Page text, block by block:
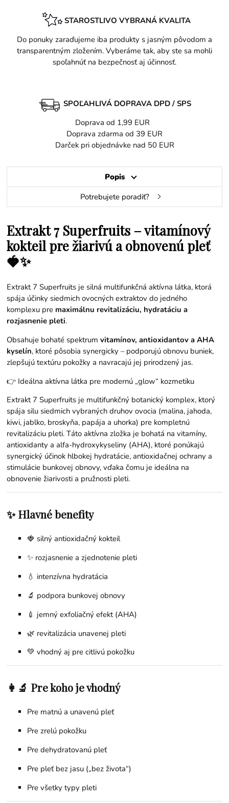
STAROSTLIVO VYBRANÁ KVALITA
Do ponuky zaraďujeme iba produkty s jasným pôvodom a
transparentným zložením. Vyberáme tak, aby ste sa mohli
spoľahnúť na bezpečnosť aj účinnosť.
SPOĽAHLIVÁ DOPRAVA DPD / SPS
Doprava od 1,99 EUR
Doprava zdarma od 39 EUR
Darček pri objednávke nad 50 EUR
Popis
Potrebujete poradiť?
Extrakt 7 Superfruits – vitamínový
kokteil pre žiarivú a obnovenú pleť
🍓✨
Extrakt 7 Superfruits je silná multifunkčná aktívna látka, ktorá
spája účinky siedmich ovocných extraktov do jedného
komplexu pre maximálnu revitalizáciu, hydratáciu a
rozjasnenie pleti.
Obsahuje bohaté spektrumvitamínov, antioxidantov a AHA
kyselín, ktoré pôsobia synergicky – podporujú obnovu buniek,
zlepšujú textúru pokožky a navracajú jej prirodzený jas.
👉 Ideálna aktívna látka pre modernú „glow“ kozmetiku
Extrakt 7 Superfruits je multifunkčný botanický komplex, ktorý
spája silu siedmich vybraných druhov ovocia (malina, jahoda,
kiwi, jablko, broskyňa, papája a uhorka) pre kompletnú
revitalizáciu pleti. Táto aktívna zložka je bohatá na vitamíny,
antioxidanty a alfa-hydroxykyseliny (AHA), ktoré ponúkajú
synergický účinok hlbokej hydratácie, antioxidačnej ochrany a
stimulácie bunkovej obnovy, vďaka čomu je ideálna na
obnovenie žiarivosti a pružnosti pleti.
✨ Hlavné benefity
🍓 silný antioxidačný kokteil
✨ rozjasnenie a zjednotenie pleti
💧 intenzívna hydratácia
🔬 podpora bunkovej obnovy
💉 jemný exfoliačný efekt (AHA)
🌿 revitalizácia unavenej pleti
💚 vhodný aj pre citlivú pokožku
👩‍🔬 Pre koho je vhodný
Pre matnú a unavenú pleť
Pre zrelú pokožku
Pre dehydratovanú pleť
Pre pleť bez jasu („bez života“)
Pre všetky typy pleti